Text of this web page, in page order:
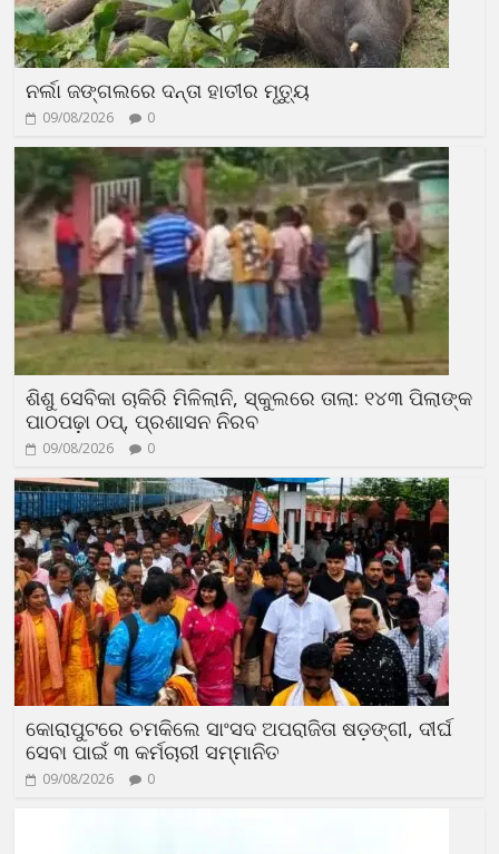
ନର୍ଲା ଜଙ୍ଗଲରେ ଦନ୍ତା ହାତୀର ମୃତ୍ୟୁ
09/08/2026 0
ଶିଶୁ ସେବିକା ଚାକିରି ମିଳିଲାନି, ସ୍କୁଲରେ ତାଲା: ୧୪୩ ପିଲାଙ୍କ
ପାଠପଢ଼ା ଠପ୍, ପ୍ରଶାସନ ନିରବ
09/08/2026 0
କୋରାପୁଟରେ ଚମକିଲେ ସାଂସଦ ଅପରାଜିତା ଷଡ଼ଙ୍ଗୀ, ଦୀର୍ଘ
ସେବା ପାଇଁ ୩ କର୍ମଚାରୀ ସମ୍ମାନିତ
09/08/2026 0